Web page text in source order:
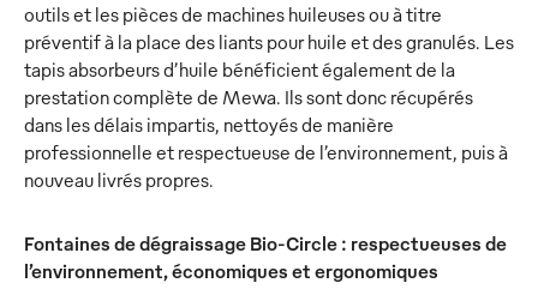
outils et les pièces de machines huileuses ou à titre
préventif à la place des liants pour huile et des granulés. Les
tapis absorbeurs d’huile bénéficient également de la
prestation complète de Mewa. Ils sont donc récupérés
dans les délais impartis, nettoyés de manière
professionnelle et respectueuse de l’environnement, puis à
nouveau livrés propres.
Fontaines de dégraissage Bio-Circle : respectueuses de
l’environnement, économiques et ergonomiques